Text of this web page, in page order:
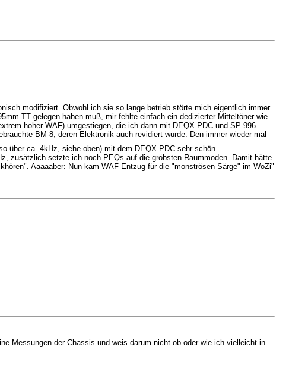
modifiziert. Obwohl ich sie so lange betrieb störte mich eigentlich immer
TT gelegen haben muß, mir fehlte einfach ein dedizierter Mitteltöner wie
hoher WAF) umgestiegen, die ich dann mit DEQX PDC und SP-996
BM-8, deren Elektronik auch revidiert wurde. Den immer wieder mal
über ca. 4kHz, siehe oben) mit dem DEQX PDC sehr schön
zusätzlich setzte ich noch PEQs auf die gröbsten Raummoden. Damit hätte
Aaaaaber: Nun kam WAF Entzug für die "monströsen Särge" im WoZi"
Messungen der Chassis und weis darum nicht ob oder wie ich vielleicht in